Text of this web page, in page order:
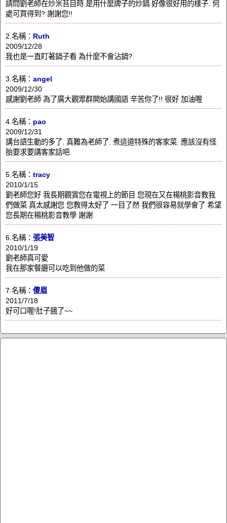
請問劉老師在炒米苔目時.是用什麼牌子的炒鍋.好像很好用的樣子. 何
處可買得到? 謝謝您!!
2.名稱： Ruth
2009/12/28
我也是一直盯著鍋子看 為什麼不會沾鍋?
3.名稱： angel
2009/12/30
感謝劉老師 為了廣大觀眾群開始講國語 辛苦你了!! 很好 加油喔
4.名稱： pao
2009/12/31
講台語生動的多了. 真難為老師了. 煮這道特殊的客家菜. 應該沒有怪
胎要求要講客家話吧.
5.名稱： tracy
2010/1/15
劉老師您好 我長期觀賞您在電視上的節目 您現在又在楊桃影音教我
們做菜 真太感謝您 您教得太好了 一目了然 我們很容易就學會了 希望
您長期在楊桃影音教學 謝謝
6.名稱： 張美智
2010/1/19
劉老師真可愛
我在那家餐廳可以吃到他做的菜
7.名稱： 傻眉
2011/7/18
好可口喔!肚子餓了~~